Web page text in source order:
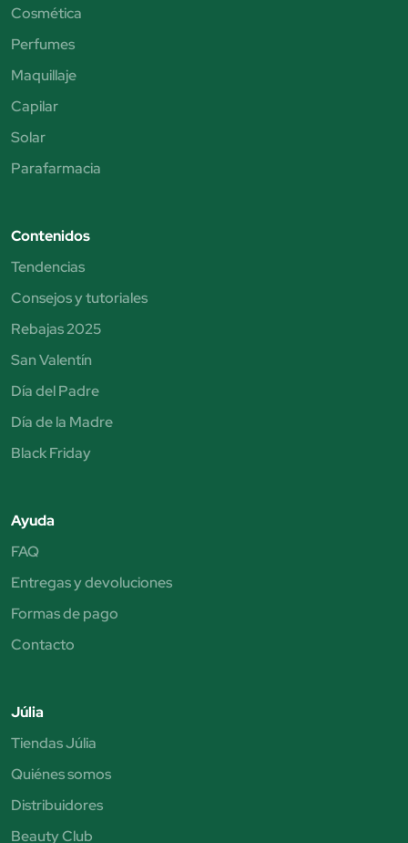
Cosmética
Perfumes
Maquillaje
Capilar
Solar
Parafarmacia
Contenidos
Tendencias
Consejos y tutoriales
Rebajas 2025
San Valentín
Día del Padre
Día de la Madre
Black Friday
Ayuda
FAQ
Entregas y devoluciones
Formas de pago
Contacto
Júlia
Tiendas Júlia
Quiénes somos
Distribuidores
Beauty Club